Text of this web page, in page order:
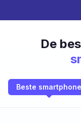
De
Beste smartphone